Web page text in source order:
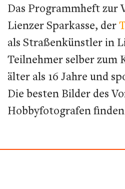
Das Programmheft zur
Lienzer Sparkasse, der
als Straßenkünstler in
Teilnehmer selber zum
älter als 16 Jahre und
Die besten Bilder des
Hobbyfotografen